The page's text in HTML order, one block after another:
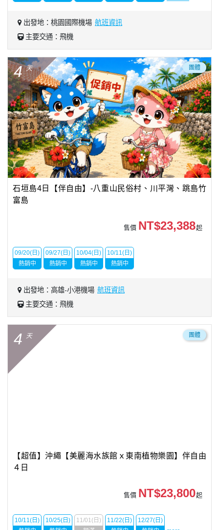
出發地：桃園國際機場 航班資訊
主要交通：飛機
4 天 團體
石垣島4日【伴自由】-八重山民俗村、川平灣、跳島竹
富島
售價 NT$23,388起
09/20(日)
熱銷中
09/27(日)
熱銷中
10/04(日)
熱銷中
10/11(日)
熱銷中
出發地：高雄-小港機場 航班資訊
主要交通：飛機
4 天 團體
【超值】沖繩【美麗海水族館ｘ東南植物樂園】伴自由
４日
售價 NT$23,800起
10/11(日)
10/25(日)
11/01(日)
11/22(日)
12/27(日)